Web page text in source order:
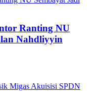
Ranting NU
Nahdliyyin